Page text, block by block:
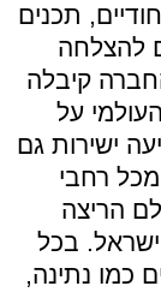
תכנים
להצלחה
קיבלה
על
ישירות גם
רחבי
הריצה
בכל
כמו נתינה,